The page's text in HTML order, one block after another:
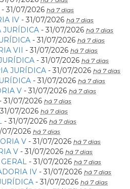
- 31/07/2026 há 7 dias
IV - 31/07/2026 há 7 dias
JURÍDICA - 31/07/2026 há 7 dias
- 31/07/2026 há 7 dias
VII - 31/07/2026 há 7 dias
- 31/07/2026 há 7 dias
JURÍDICA - 31/07/2026 há 7 dias
- 31/07/2026 há 7 dias
V - 31/07/2026 há 7 dias
31/07/2026 há 7 dias
07/2026 há 7 dias
- 31/07/2026 há 7 dias
07/2026 há 7 dias
V - 31/07/2026 há 7 dias
V - 31/07/2026 há 7 dias
- 31/07/2026 há 7 dias
IV - 31/07/2026 há 7 dias
- 31/07/2026 há 7 dias